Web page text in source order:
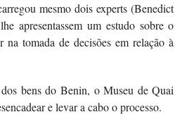
mesmo dois experts (Benedict
apresentassem um estudo sobre o
na tomada de decisões em relação à
bens do Benin, o Museu de Quai
e levar a cabo o processo.